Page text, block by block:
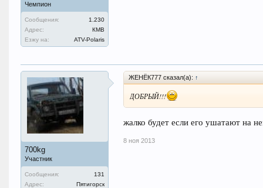
Чемпион
Сообщения:
1.230
Адрес:
КМВ
Езжу на:
ATV-Polaris
700kg
Участник
Сообщения:
131
Адрес:
Пятигорск
ЖЕНЁК777 сказал(а): ↑
ДОБРЫЙ!!!
жалко будет если его ушатают на
8 ноя 2013